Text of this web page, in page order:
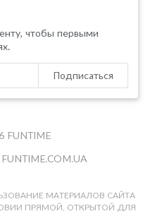
чтобы первыми
Подписаться
FUNTIME
FUNTIME.COM.UA
МАТЕРИАЛОВ САЙТА
ПРЯМОЙ, ОТКРЫТОЙ ДЛЯ